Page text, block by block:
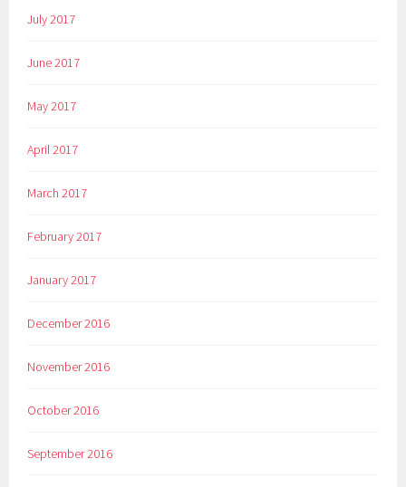
July 2017
June 2017
May 2017
April 2017
March 2017
February 2017
January 2017
December 2016
November 2016
October 2016
September 2016